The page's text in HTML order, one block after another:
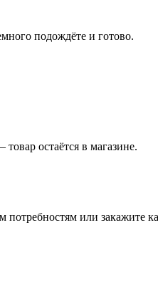
подождёте и готово.
остаётся в магазине.
потребностям или